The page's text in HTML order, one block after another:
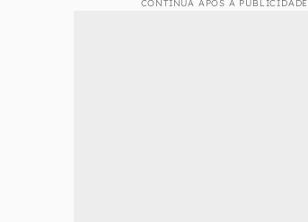
CONTINUA APÓS A PUBLICIDADE